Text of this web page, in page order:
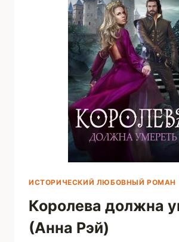
ИСТОРИЧЕСКИЙ ЛЮБОВНЫЙ РОМАН
Королева должна
(Анна Рэй)